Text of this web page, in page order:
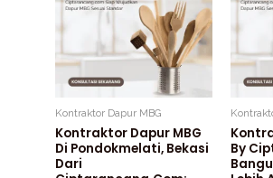
Kontraktor Dapur MBG
Kontraktor Dapur MBG
Di Pondokmelati, Bekasi
Dari
By